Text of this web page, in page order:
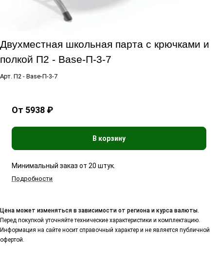
Двухместная школьная парта с крючками и
полкой П2 - Base-П-3-7
Арт. П2 - Base-П-3-7
От 5938 ₽
В корзину
Минимальный заказ от 20 штук.
Подробности
Цена может изменяться в зависимости от региона и курса валюты.
Перед покупкой уточняйте технические характеристики и комплектацию.
Информация на сайте носит справочный характер и не является публичной
офертой.